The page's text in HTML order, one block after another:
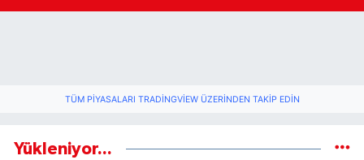
TÜM PIYASALARI TRADINGVIEW ÜZERINDEN TAKIP EDIN
Yükleniyor...